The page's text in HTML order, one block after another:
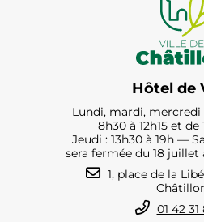
Hôtel de
Lundi, mardi, mercredi
8h30 à 12h15 et de
Jeudi : 13h30 à 19h —
sera fermée du 18 juillet
1, place de la
01 42 31